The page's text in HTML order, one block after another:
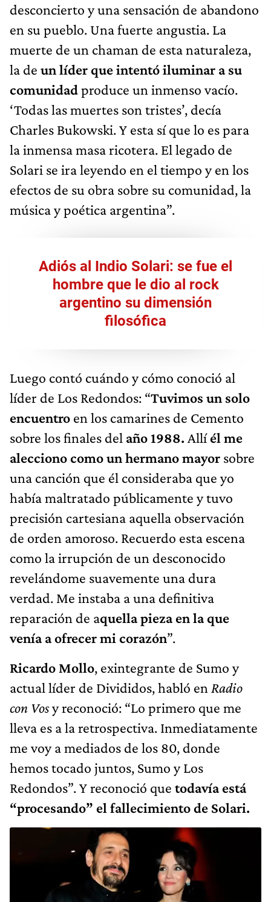
desconcierto y una sensación de abandono
en su pueblo. Una fuerte angustia. La
muerte de un chaman de esta naturaleza,
la de un líder que intentó iluminar a su
comunidadproduce un inmenso vacío.
‘Todas las muertes son tristes’, decía
Charles Bukowski. Y esta sí que lo es para
la inmensa masa ricotera. El legado de
Solari se ira leyendo en el tiempo y en los
efectos de su obra sobre su comunidad, la
música y poética argentina”.
Adiós al Indio Solari: se fue el
hombre que le dio al rock
argentino su dimensión
filosófica
Luego contó cuándo y cómo conoció al
líder de Los Redondos: “Tuvimos un solo
encuentro en los camarines de Cemento
sobre los finales del año 1988. Allíél me
alecciono como un hermano mayor sobre
una canción que él consideraba que yo
había maltratado públicamente y tuvo
precisión cartesiana aquella observación
de orden amoroso. Recuerdo esta escena
como la irrupción de un desconocido
revelándome suavemente una dura
verdad. Me instaba a una definitiva
reparación de aquella pieza en la que
venía a ofrecer mi corazón”.
Ricardo Mollo, exintegrante de Sumo y
actual líder de Divididos, habló en Radio
con Vosy reconoció: “Lo primero que me
lleva es a la retrospectiva. Inmediatamente
me voy a mediados de los 80, donde
hemos tocado juntos, Sumo y Los
Redondos”. Y reconoció que todavía está
“procesando” el fallecimiento de Solari.